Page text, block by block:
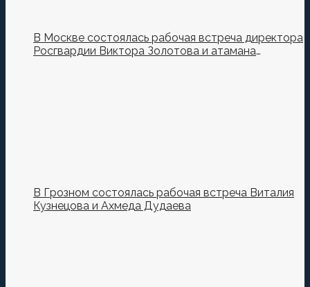
В Москве состоялась рабочая встреча директора
Росгвардии Виктора Золотова и атамана
В Грозном состоялась рабочая встреча Виталия
Кузнецова и Ахмеда Дудаева